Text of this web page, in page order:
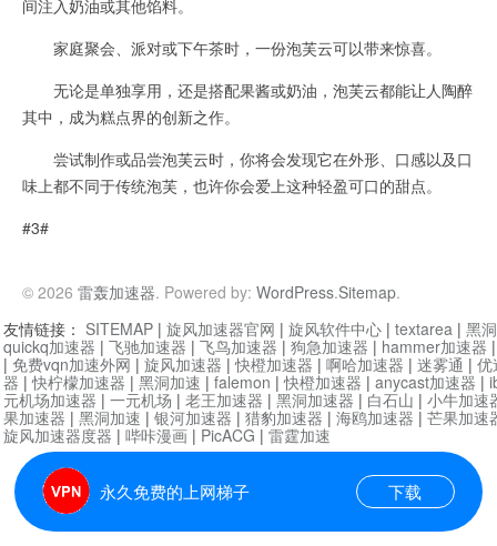
间注入奶油或其他馅料。
家庭聚会、派对或下午茶时，一份泡芙云可以带来惊喜。
无论是单独享用，还是搭配果酱或奶油，泡芙云都能让人陶醉
其中，成为糕点界的创新之作。
尝试制作或品尝泡芙云时，你将会发现它在外形、口感以及口
味上都不同于传统泡芙，也许你会爱上这种轻盈可口的甜点。
#3#
© 2026 雷轰加速器. Powered by: WordPress.Sitemap.
永久免费的上网梯子 下载
友情链接： SITEMAP | 旋风加速器官网 | 旋风软件中心 | textarea | 黑
quickq加速器 | 飞驰加速器 | 飞鸟加速器 | 狗急加速器 | hammer加速器
| 免费vqn加速外网 | 旋风加速器 |快橙加速器 | 啊哈加速器 | 迷雾通 | 优
器 |快柠檬加速器 | 黑洞加速 | falemon |快橙加速器 | anycast加速器 |
元机场加速器 | 一元机场 | 老王加速器 | 黑洞加速器 | 白石山 | 小牛加速
果加速器 | 黑洞加速 | 银河加速器 | 猎豹加速器 | 海鸥加速器 | 芒果加速
旋风加速器度器 | 哔咔漫画 | PicACG | 雷霆加速